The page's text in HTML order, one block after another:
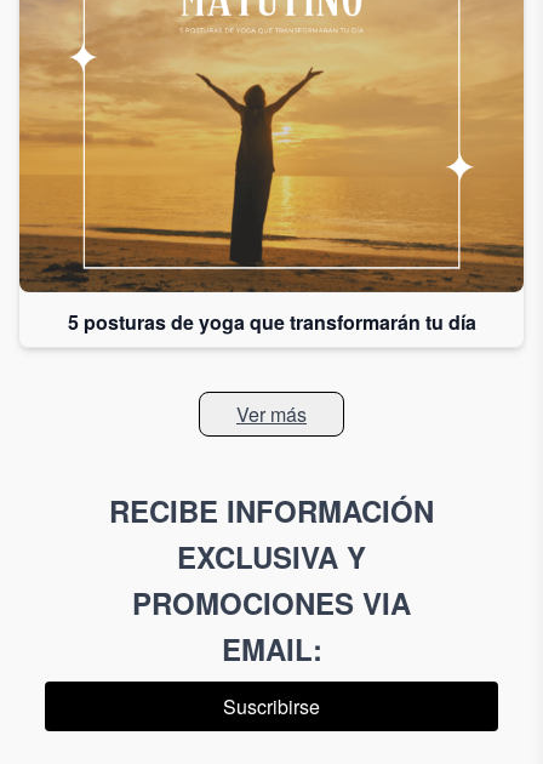
5 posturas de yoga que transformarán tu día
Ver más
RECIBE INFORMACIÓN
EXCLUSIVA Y
PROMOCIONES VIA
EMAIL:
Suscribirse